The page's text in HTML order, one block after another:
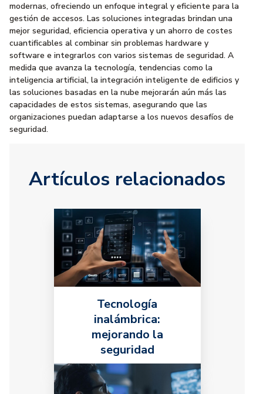
modernas, ofreciendo un enfoque integral y eficiente para la
gestión de accesos. Las soluciones integradas brindan una
mejor seguridad, eficiencia operativa y un ahorro de costes
cuantificables al combinar sin problemas hardware y
software e integrarlos con varios sistemas de seguridad. A
medida que avanza la tecnología, tendencias como la
inteligencia artificial, la integración inteligente de edificios y
las soluciones basadas en la nube mejorarán aún más las
capacidades de estos sistemas, asegurando que las
organizaciones puedan adaptarse a los nuevos desafíos de
seguridad.
Artículos relacionados
Tecnología
inalámbrica:
mejorando la
seguridad